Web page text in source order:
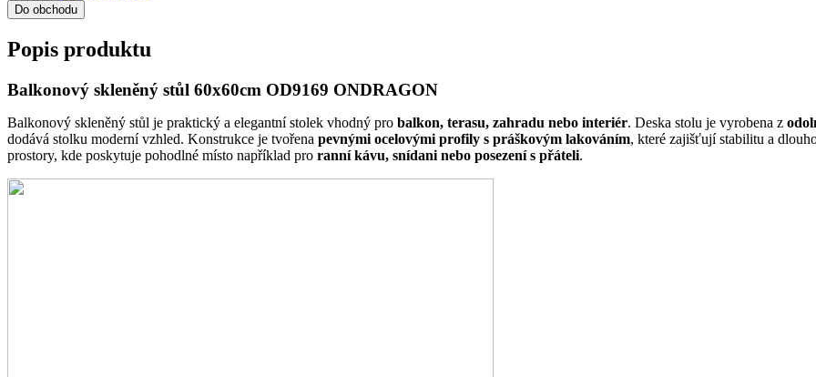
Do obchodu
Popis produktu
Balkonový skleněný stůl 60x60cm OD9169 ONDRAGON
Balkonový skleněný stůl je praktický a elegantní stolek vhodný pro balkon, terasu, zahradu nebo interiér. Deska stolu je vyrobena z
dodává stolku moderní vzhled. Konstrukce je tvořena pevnými ocelovými profily s práškovým lakováním, které zajišťují stabilitu a
prostory, kde poskytuje pohodlné místo například pro ranní kávu, snídani nebo posezení s přáteli.